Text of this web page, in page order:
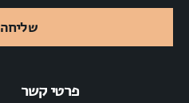
פרטי קשר
שליחה